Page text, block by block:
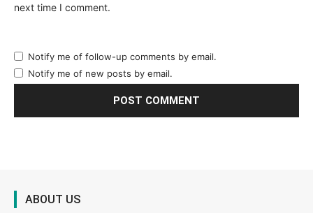
next time I comment.
Notify me of follow-up comments by email.
Notify me of new posts by email.
ABOUT US